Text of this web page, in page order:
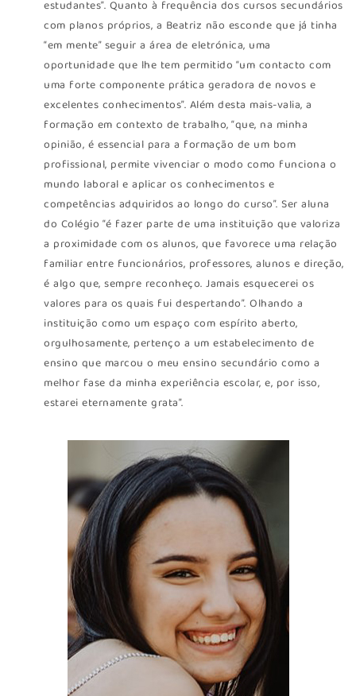
estudantes”. Quanto à frequência dos cursos secundários
com planos próprios, a Beatriz não esconde que já tinha
“em mente” seguir a área de eletrónica, uma
oportunidade que lhe tem permitido “um contacto com
uma forte componente prática geradora de novos e
excelentes conhecimentos”. Além desta mais-valia, a
formação em contexto de trabalho, “que, na minha
opinião, é essencial para a formação de um bom
profissional, permite vivenciar o modo como funciona o
mundo laboral e aplicar os conhecimentos e
competências adquiridos ao longo do curso”. Ser aluna
do Colégio “é fazer parte de uma instituição que valoriza
a proximidade com os alunos, que favorece uma relação
familiar entre funcionários, professores, alunos e direção,
é algo que, sempre reconheço. Jamais esquecerei os
valores para os quais fui despertando”. Olhando a
instituição como um espaço com espírito aberto,
orgulhosamente, pertenço a um estabelecimento de
ensino que marcou o meu ensino secundário como a
melhor fase da minha experiência escolar, e, por isso,
estarei eternamente grata”.